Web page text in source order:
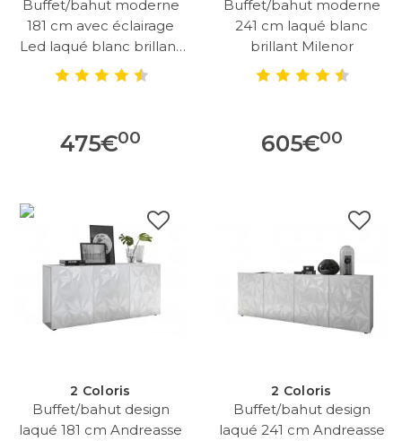
Buffet/bahut moderne
181 cm avec éclairage
Led laqué blanc brillant
Milenor
475€00
Buffet/bahut moderne
241 cm laqué blanc
brillant Milenor
605€00
2 Coloris
Buffet/bahut design
laqué 181 cm Andreasse
2 Coloris
Buffet/bahut design
laqué 241 cm Andreasse